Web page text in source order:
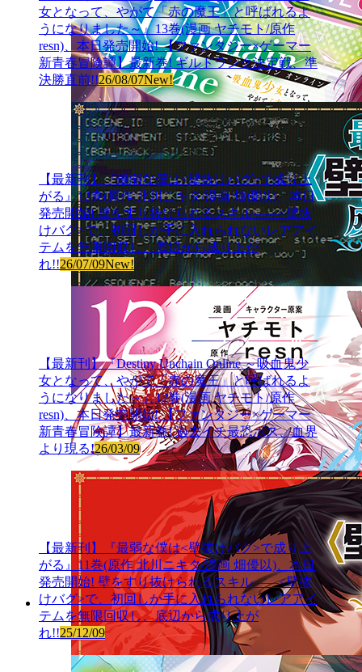
女となって、やがて「赤の魔王」と呼ばれるよ
うになりました～』13巻(漫画 ヤチモト/原作
resn)、本日発売開始! 【ファンタジー×ゲーマー
新青春冒険譚】最新巻! ギルドランク決定戦、準
決勝直前!!26/08/07New!
【最新刊】『最弱な僕は<壁抜けバグ>で成り上
がる』12巻(原作 北川ニキタ/漫画 畑優以)、本日
発売開始! 壁をすり抜けられるスキル――<壁抜
けバグ>で、初回しか手に入れられないレアアイ
テムを無限回収し、底辺から成り上が
れ!!26/07/09New!
【最新刊】『Destiny Unchain Online ～吸血鬼少
女となって、やがて「赤の魔王」と呼ばれるよ
うになりました～』12巻(漫画 ヤチモト/原作
resn)、本日発売開始! 【ファンタジー×ゲーマー
新青春冒険譚】最新巻! 過去イチ最恐ボス、血界
より現る!26/03/09
【最新刊】『最弱な僕は<壁抜けバグ>で成り上
がる』11巻(原作 北川ニキタ/漫画 畑優以)、本日
発売開始! 壁をすり抜けられるスキル――<壁抜
けバグ>で、初回しか手に入れられないレアアイ
テムを無限回収し、底辺から成り上が
れ!!25/12/09